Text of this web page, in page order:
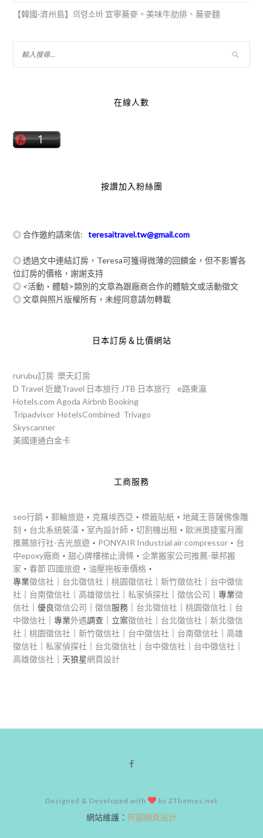
【韓國·濟州島】의령소바 宜寧蕎麥。美味牛肋排、蕎麥麵
在線人數
按讚加入粉絲團
◎ 合作邀約請來信:teresaitravel.tw@gmail.com
◎ 透過文中連結訂房，Teresa可獲得微薄的回饋金，但不影響各
位訂房的價格，謝謝支持
◎ <活動‧體驗>類別的文章為跟廠商合作的體驗文或活動徵文
◎ 文章與照片版權所有，未經同意請勿轉載
日本訂房＆比價網站
rurubu訂房 樂天訂房
D Travel 近畿Travel 日本旅行 JTB 日本旅行
e路東瀛
Hotels.com Agoda Airbnb Booking
Tripadvisor HotelsCombined Trivago
Skyscanner
美國運通白金卡
工商服務
seo行銷 ‧郵輪旅遊 ‧ 克羅埃西亞 ‧標籤貼紙 ‧地藏王菩薩佛像雕
刻 ‧ 台北系統裝潢 ‧ 室內設計師 ‧切割機出租 ‧歐洲奧捷蜜月團
推薦旅行社-吉光旅遊 ‧ PONYAIR Industrial air compressor ‧ 台
中epoxy廠商 ‧甜心牌樓梯止滑條 ‧企業搬家公司推薦-華邦搬
家 ‧春節 四國旅遊 ‧ 油壓拖板車價格 ‧
專業徵信社 台北徵信社 ｜桃園徵信社 ｜新竹徵信社
台中徵信
社
台南徵信社 高雄徵信社 ｜私家偵探社 ｜徵信公司 ｜專業徵
信社 ｜優良徵信公司 ｜徵信服務｜ 台北徵信社 ｜桃園徵信社
台
中徵信社 ｜專業外遇調查｜立案徵信社 台北徵信社 ｜新北徵信
社 ｜桃園徵信社 ｜新竹徵信社 台中徵信社 台南徵信社
高雄
徵信社 ｜私家偵探社 台北徵信社 台中徵信社 台中徵信社
高雄徵信社 ｜天狼星網頁設計
Designed & Developed with by ZThemes.net
網站維護： 阿腸網頁設計